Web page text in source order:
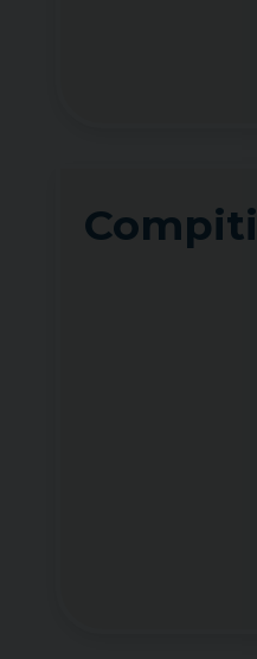
Compiti